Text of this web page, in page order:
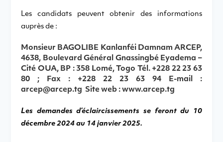
Les candidats peuvent obtenir des informations
auprès de :
Monsieur BAGOLIBE Kanlanféi Damnam ARCEP,
4638, Boulevard Général Gnassingbé Eyadema –
Cité OUA, BP : 358 Lomé, Togo Tél. +228 22 23 63
80 ; Fax : +228 22 23 63 94 E-mail :
arcep@arcep.tg Site web :www.arcep.tg
Les demandes d’éclaircissements se feront du 10
décembre 2024 au 14 janvier 2025.